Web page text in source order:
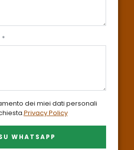
*
dei miei dati personali
Privacy Policy
WHATSAPP